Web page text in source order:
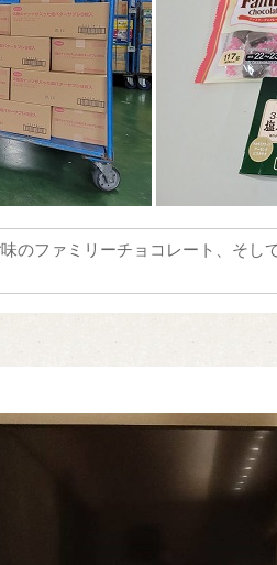
のファミリーチョコレート、そし